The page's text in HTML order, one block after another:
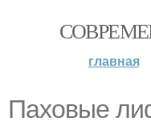
главная
Паховые